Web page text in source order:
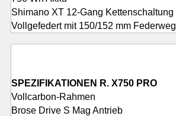
Shimano XT 12-Gang Kettenschaltung
Vollgefedert mit 150/152 mm Federweg
SPEZIFIKATIONEN R. X750 PRO
Vollcarbon-Rahmen
Brose Drive S Mag Antrieb